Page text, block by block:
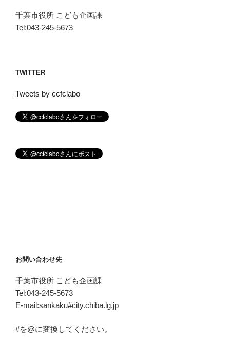
千葉市役所 こども企画課
Tel:043-245-5673
TWITTER
Tweets by ccfclabo
お問い合わせ先
千葉市役所 こども企画課
Tel:043-245-5673
E-mail:sankaku#city.chiba.lg.jp
#を@に変換してください。